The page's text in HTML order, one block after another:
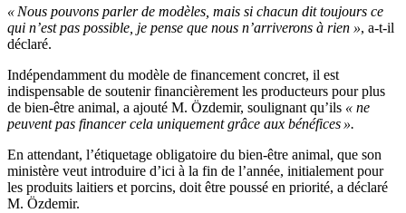
« Nous pouvons parler de modèles, mais si chacun dit toujours ce
qui n’est pas possible, je pense que nous n’arriverons à rien », a-t-il
déclaré.
Indépendamment du modèle de financement concret, il est
indispensable de soutenir financièrement les producteurs pour plus
de bien-être animal, a ajouté M. Özdemir, soulignant qu’ils « ne
peuvent pas financer cela uniquement grâce aux bénéfices ».
En attendant, l’étiquetage obligatoire du bien-être animal, que son
ministère veut introduire d’ici à la fin de l’année, initialement pour
les produits laitiers et porcins, doit être poussé en priorité, a déclaré
M. Özdemir.